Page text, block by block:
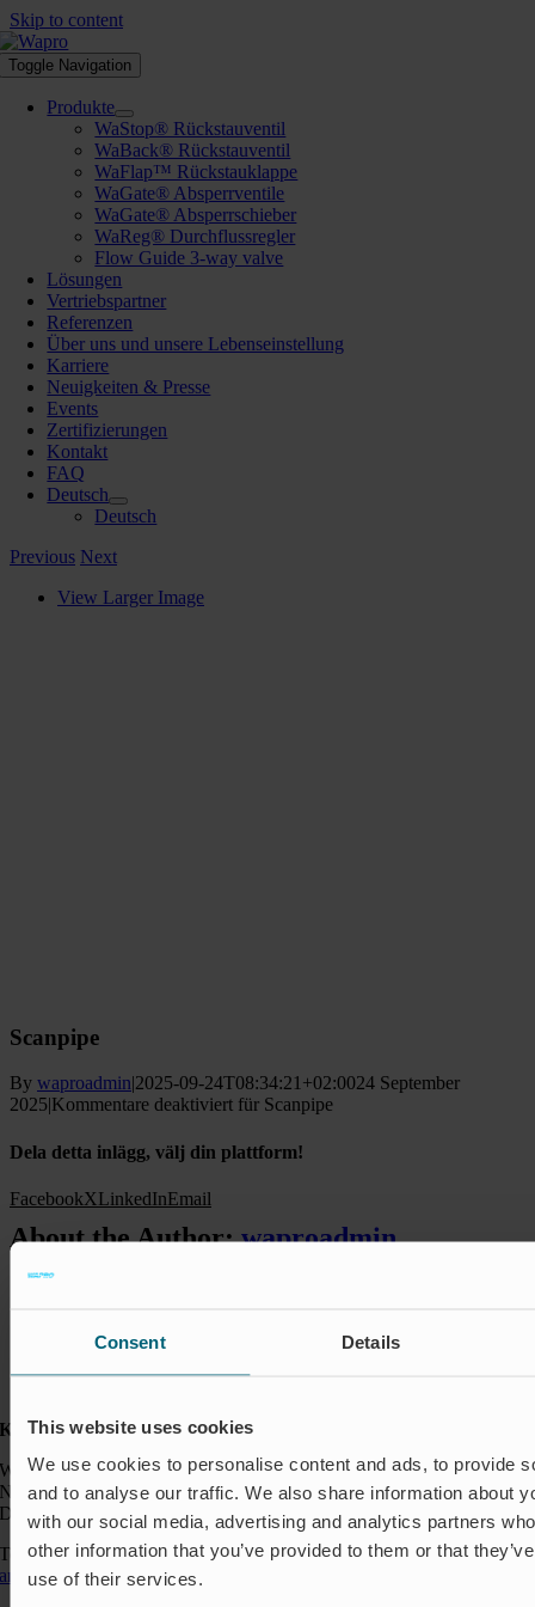
Consent Details
This website uses cookies
We use cookies to personalise content and ads, to provide
and to analyse our traffic. We also share information about
with our social media, advertising and analytics partners
other information that you’ve provided to them or that
use of their services.
Skip to content
Toggle Navigation
Produkte
WaStop® Rückstauventil
WaBack® Rückstauventil
WaFlap™ Rückstauklappe
WaGate® Absperrventile
WaGate® Absperrschieber
WaReg® Durchflussregler
Flow Guide 3-way valve
Lösungen
Vertriebspartner
Referenzen
Über uns und unsere Lebenseinstellung
Karriere
Neuigkeiten & Presse
Events
Zertifizierungen
Kontakt
FAQ
Deutsch
Deutsch
Previous Next
View Larger Image
Scanpipe
By waproadmin|2025-09-24T08:34:21+02:0024 September
2025|Kommentare deaktiviert für Scanpipe
Dela detta inlägg, välj din plattform!
FacebookXLinkedInEmail
About the Author:waproadmin
Kontakt:
Wapro GmbH
Neumarkt 1
DE-49074 Osnabrück
Telefon: +49 541 963 24144
anfragen@wapro.com